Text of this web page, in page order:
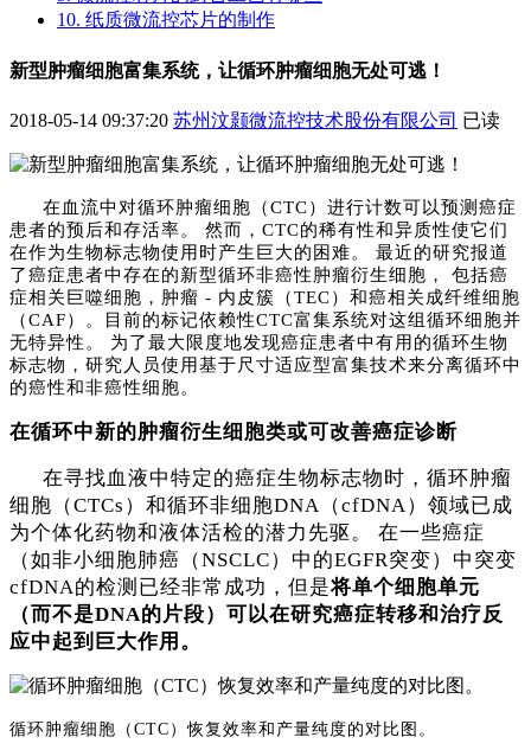
10. 纸质微流控芯片的制作
新型肿瘤细胞富集系统，让循环肿瘤细胞无处可逃！
2018-05-14 09:37:20 苏州汶颢微流控技术股份有限公司 已读
在血流中对循环肿瘤细胞（CTC）进行计数可以预测癌症
患者的预后和存活率。 然而，CTC的稀有性和异质性使它们
在作为生物标志物使用时产生巨大的困难。 最近的研究报道
了癌症患者中存在的新型循环非癌性肿瘤衍生细胞， 包括癌
症相关巨噬细胞，肿瘤 - 内皮簇（TEC）和癌相关成纤维细胞
（CAF）。目前的标记依赖性CTC富集系统对这组循环细胞并
无特异性。 为了最大限度地发现癌症患者中有用的循环生物
标志物，研究人员使用基于尺寸适应型富集技术来分离循环中
的癌性和非癌性细胞。
在循环中新的肿瘤衍生细胞类或可改善癌症诊断
在寻找血液中特定的癌症生物标志物时，循环肿瘤
细胞（CTCs）和循环非细胞DNA（cfDNA）领域已成
为个体化药物和液体活检的潜力先驱。 在一些癌症
（如非小细胞肺癌（NSCLC）中的EGFR突变）中突变
cfDNA的检测已经非常成功，但是将单个细胞单元
（而不是DNA的片段）可以在研究癌症转移和治疗反
应中起到巨大作用。
循环肿瘤细胞（ CTC）恢复效率和产量纯度的对比图。